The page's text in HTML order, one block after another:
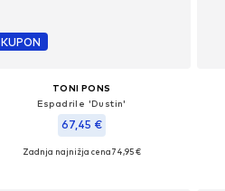
KUPON
TONI PONS
Espadrile 'Dustin'
67,45 €
Na voljo v različnih velikostih
Zadnja najnižja cena74,95 €